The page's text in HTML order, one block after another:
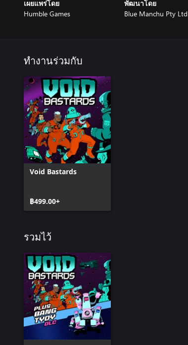
เผยแพร่โดย
Humble Games
พัฒนาโดย
Blue Manchu Pty Ltd
ทำงานร่วมกับ
Void Bastards
฿499.00+
รวมไว้